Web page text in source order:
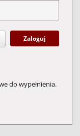
Zaloguj
do wypełnienia.